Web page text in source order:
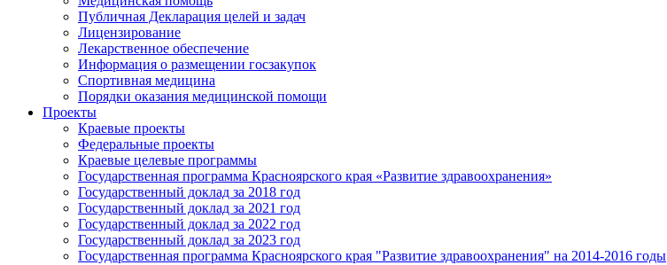
Публичная Декларация целей и задач
Лицензирование
Лекарственное обеспечение
Информация о размещении госзакупок
Спортивная медицина
Порядки оказания медицинской помощи
Проекты
Краевые проекты
Федеральные проекты
Краевые целевые программы
Государственная программа Красноярского края «Развитие здравоохранения»
Государственный доклад за 2018 год
Государственный доклад за 2021 год
Государственный доклад за 2022 год
Государственный доклад за 2023 год
Государственная программа Красноярского края "Развитие здравоохранения" на 2014-2016 годы